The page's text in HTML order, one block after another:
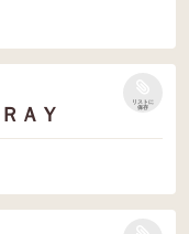
ＡＹ
リストに
保存